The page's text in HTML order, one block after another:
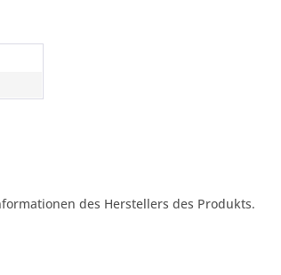
des Herstellers des Produkts.